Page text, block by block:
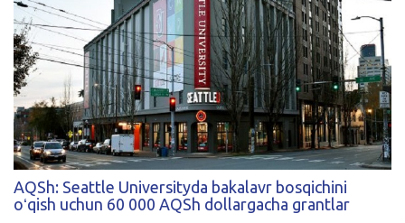
Blog
Yana
Qidirish
Kirish
AQSh: Seattle Universityda bakalavr bosqichini
oʻqish uchun 60 000 AQSh dollargacha grantlar